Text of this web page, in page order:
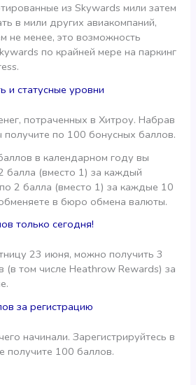
из Skywards мили затем
в мили других авиакомпаний,
не менее, это возможность
по крайней мере на паркинг
и статусные уровни
потраченных в Хитроу. Набрав
по 100 бонусных баллов.
в календарном году вы
балла (вместо 1) за каждый
2 балла (вместо 1) за каждые 10
в бюро обмена валюты.
только сегодня!
23 июня, можно получить 3
(в том числе Heathrow Rewards) за
за регистрацию
начинали. Зарегистрируйтесь в
получите 100 баллов.